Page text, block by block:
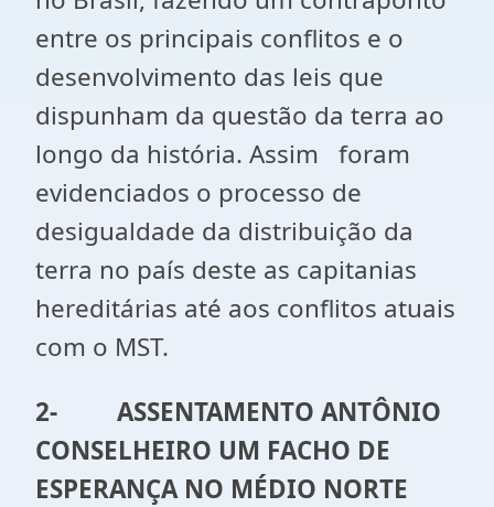
entre os principais conflitos e o
desenvolvimento das leis que
dispunham da questão da terra ao
longo da história. Assim foram
evidenciados o processo de
desigualdade da distribuição da
terra no país deste as capitanias
hereditárias até aos conflitos atuais
com o MST.
2- ASSENTAMENTO ANTÔNIO
CONSELHEIRO UM FACHO DE
ESPERANÇA NO MÉDIO NORTE